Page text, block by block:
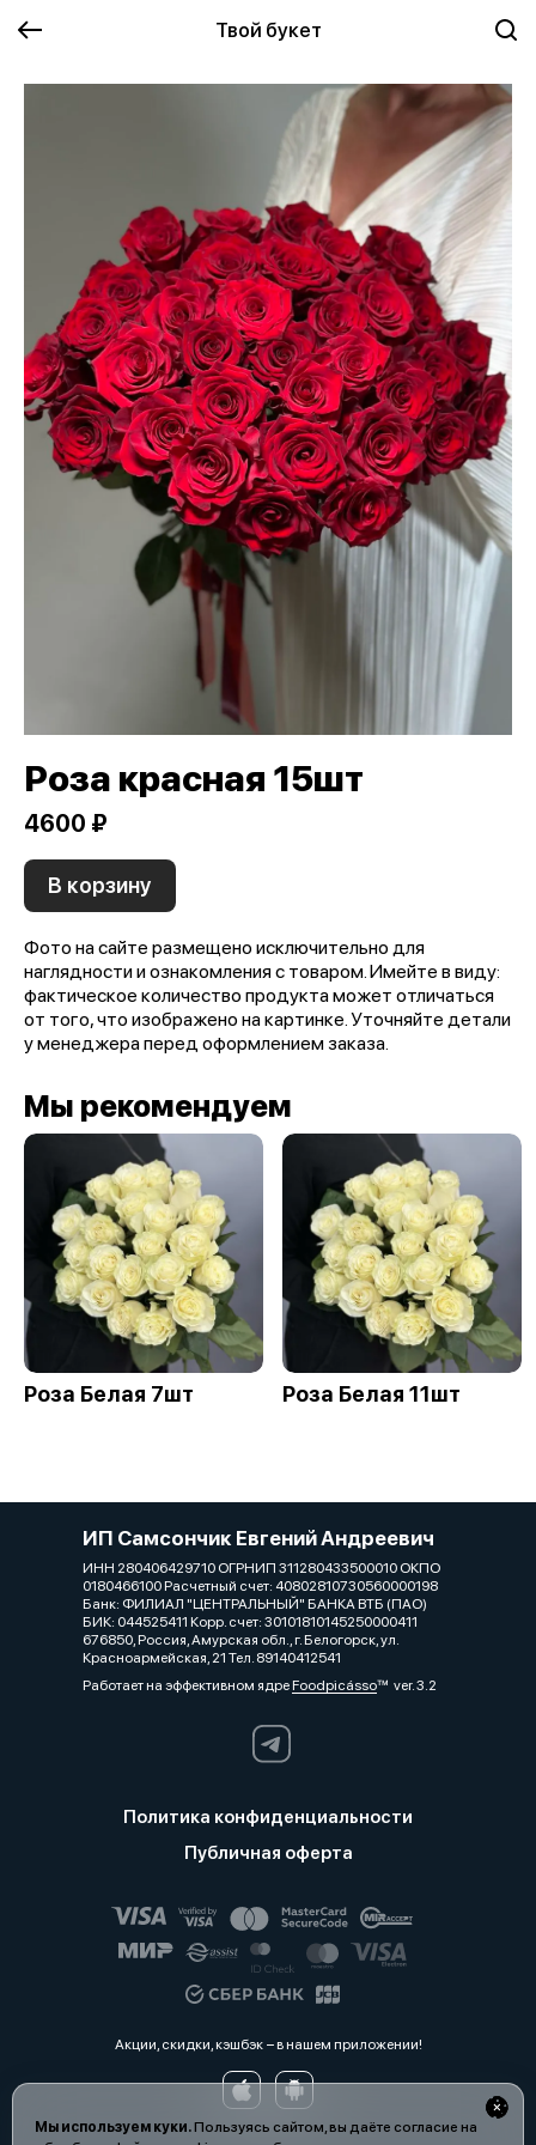
Твой букет
Мы используем куки.Пользуясь сайтом, вы даёте согласие на
Роза красная 15шт
4600 ₽
В корзину
Фото на сайте размещено исключительно для
наглядности и ознакомления с товаром. Имейте в виду:
фактическое количество продукта может отличаться
от того, что изображено на картинке. Уточняйте детали
у менеджера перед оформлением заказа.
Мы рекомендуем
Роза Белая 7шт Роза Белая 11шт
ИП Самсончик Евгений Андреевич
ИНН 280406429710 ОГРНИП 311280433500010 ОКПО
0180466100 Расчетный счет: 40802810730560000198
Банк: ФИЛИАЛ "ЦЕНТРАЛЬНЫЙ" БАНКА ВТБ (ПАО)
БИК: 044525411 Корр. счет: 30101810145250000411
676850, Россия, Амурская обл., г. Белогорск, ул.
Красноармейская, 21 Тел. 89140412541
Работает на эффективном ядреFoodpicássover. 3.2
Политика конфиденциальности
Публичная оферта
Акции, скидки, кэшбэк − в нашем приложении!